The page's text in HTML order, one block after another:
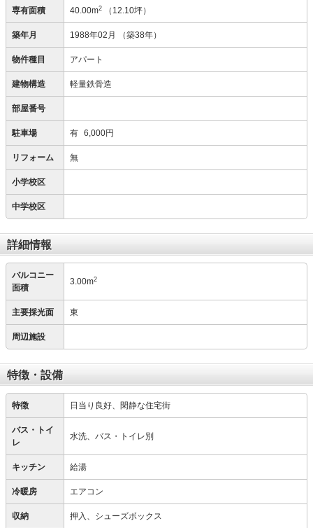
専有面積 40.00m2 （12.10坪）
築年月 1988年02月 （築38年）
物件種目 アパート
建物構造 軽量鉄骨造
部屋番号
駐車場 有 6,000円
リフォーム 無
小学校区
中学校区
詳細情報
バルコニー
面積
3.00m2
主要採光面 東
周辺施設
特徴・設備
特徴 日当り良好、閑静な住宅街
バス・トイ
レ
水洗、バス・トイレ別
キッチン 給湯
冷暖房 エアコン
収納 押入、シューズボックス